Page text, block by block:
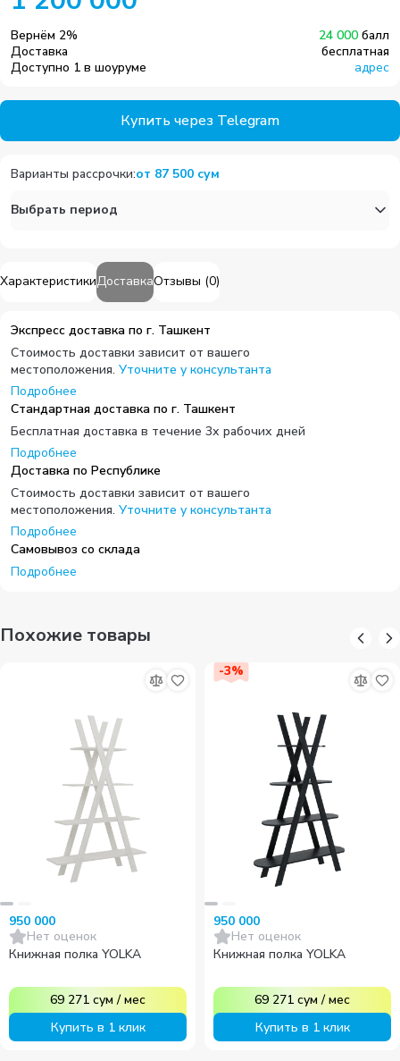
ХарактеристикиДоставкаОтзывы (0)
Экспресс доставка по г. Ташкент
Стоимость доставки зависит от вашего
местоположения. Уточните у консультанта
Подробнее
Стандартная доставка по г. Ташкент
Бесплатная доставка в течение 3х рабочих дней
Подробнее
Доставка по Республике
Стоимость доставки зависит от вашего
местоположения. Уточните у консультанта
Подробнее
Самовывоз со склада
Подробнее
Вернём 2% 24 000 балл
Доставка
бесплатная
Доступно 1 в шоуруме
адрес
Купить через Telegram
Варианты рассрочки:от 87 500 сум
Выбрать период
Похожие товары
950 000
Нет оценок
Книжная полка YOLKA
69 271 сум /мес
Купить в 1 клик
-3%
950 000
Нет оценок
Книжная полка YOLKA
69 271 сум /мес
Купить в 1 клик